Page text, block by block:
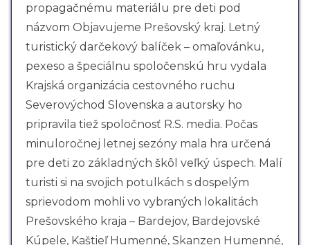
propagačnému materiálu pre deti pod
názvom Objavujeme Prešovský kraj. Letný
turistický darčekový balíček – omaľovánku,
pexeso a špeciálnu spoločenskú hru vydala
Krajská organizácia cestovného ruchu
Severovýchod Slovenska a autorsky ho
pripravila tiež spoločnosť R.S. media. Počas
minuloročnej letnej sezóny mala hra určená
pre deti zo základných škôl veľký úspech. Malí
turisti si na svojich potulkách s dospelým
sprievodom mohli vo vybraných lokalitách
Prešovského kraja – Bardejov, Bardejovské
Kúpele, Kaštieľ Humenné, Skanzen Humenné,